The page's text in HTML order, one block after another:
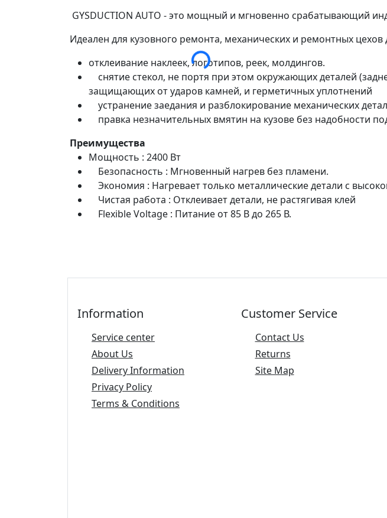
GYSDUCTION AUTO - это мощный и мгновенно срабатывающий
Идеален для кузовного ремонта, механических и ремонтных
отклеивание наклеек, логотипов, реек, молдингов.
снятие стекол, не портя при этом окружающих деталей
защищающих от ударов камней, и герметичных уплотнений
устранение заедания и разблокирование механических
правка незначительных вмятин на кузове без надобности
Преимущества
Мощность : 2400 Вт
Безопасность : Мгновенный нагрев без пламени.
Экономия : Нагревает только металлические детали с
Чистая работа : Отклеивает детали, не растягивая клей
Flexible Voltage : Питание от 85 В до 265 В.
Information
Service center
About Us
Delivery Information
Privacy Policy
Terms & Conditions
Customer Service
Contact Us
Returns
Site Map